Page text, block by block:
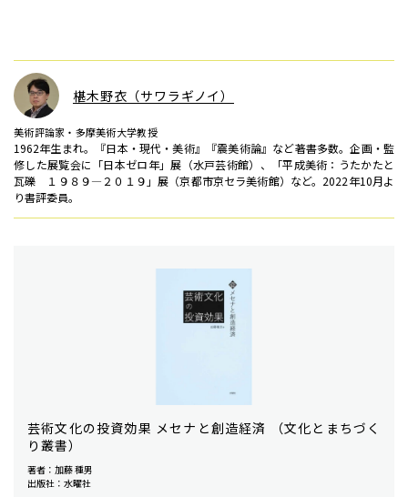
椹木野衣（サワラギノイ）
美術評論家・多摩美術大学教授
1962年生まれ。『日本・現代・美術』『震美術論』など著書多数。企画・監
修した展覧会に「日本ゼロ年」展（水戸芸術館）、「平成美術：うたかたと
瓦礫 １９８９―２０１９」展（京都市京セラ美術館）など。2022年10月よ
り書評委員。
芸術文化の投資効果 メセナと創造経済 （文化とまちづく
り叢書）
著者：加藤 種男
出版社：水曜社